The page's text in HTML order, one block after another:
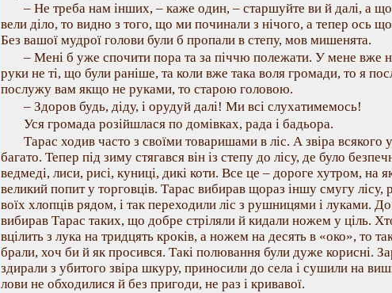
– Не треба нам інших, – каже один, – старшуйте ви й далі, а
вели діло, то видно з того, що ми починали з нічого, а тепер ось
Без вашої мудрої голови були б пропали в степу, мов мишенята.
– Мені б уже спочити пора та за піччю полежати. У мене вже
руки не ті, що були раніше, та коли вже така воля громади, то я
послужу вам якщо не руками, то старою головою.
– Здоров будь, діду, і орудуй далі! Ми всі слухатимемось!
Уся громада розійшлася по домівках, рада і бадьора.
Тарас ходив часто з своїми товаришами в ліс. А звіра всякого у
багато. Тепер під зиму стягався він із степу до лісу, де було
ведмеді, лиси, рисі, куниці, дикі коти. Все це – дороге хутром, на
великий попит у торговців. Тарас вибирав щораз іншу смугу лісу,
воїх хлопців рядом, і так переходили ліс з рушницями і луками.
вибирав Тарас таких, що добре стріляли й кидали ножем у ціль.
вцілить з лука на тридцять кроків, а ножем на десять в «око», то
брали, хоч би й як просився. Такі полювання були дуже корисні.
здирали з убитого звіра шкуру, приносили до села і сушили на
лови не обходилися й без пригоди, не раз і кривавої.